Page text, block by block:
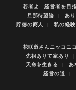
若者よ 経営者を目指
旦那待望論
あ
貯徳の商人
私の経
花咲爺さんニッコニコ
先祖ありて家あり
天命を生きる
あ
経営の道